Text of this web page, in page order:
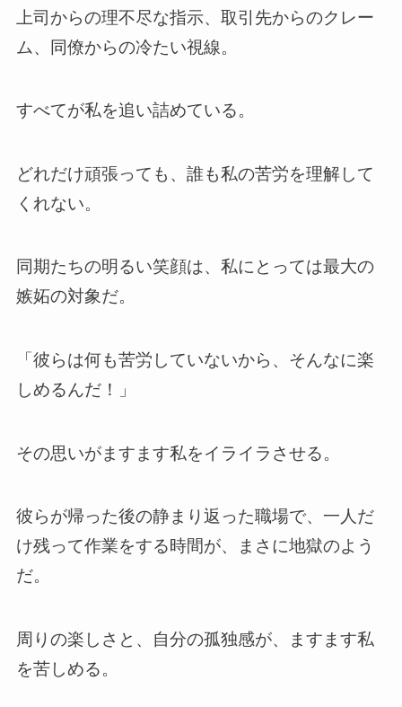
上司からの理不尽な指示、取引先からのクレー
ム、同僚からの冷たい視線。
すべてが私を追い詰めている。
どれだけ頑張っても、誰も私の苦労を理解して
くれない。
同期たちの明るい笑顔は、私にとっては最大の
嫉妬の対象だ。
「彼らは何も苦労していないから、そんなに楽
しめるんだ！」
その思いがますます私をイライラさせる。
彼らが帰った後の静まり返った職場で、一人だ
け残って作業をする時間が、まさに地獄のよう
だ。
周りの楽しさと、自分の孤独感が、ますます私
を苦しめる。